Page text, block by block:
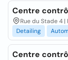
Centre
Rue du Stade 4 |
Detailing
Centre